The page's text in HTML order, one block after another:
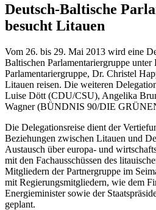
Deutsch-Baltische
besucht Litauen
Vom 26. bis 29. Mai 2013 wird eine
Baltischen Parlamentariergruppe
Parlamentariergruppe, Dr. Christel
Litauen reisen. Die weiteren
Luise Dött (CDU/CSU), Angelika
Wagner (BÜNDNIS 90/DIE
Die Delegationsreise dient der
Beziehungen zwischen Litauen und
Austausch über europa- und
mit den Fachausschüssen des
Mitgliedern der Partnergruppe im
mit Regierungsmitgliedern, wie dem
Energieminister sowie der
geplant.